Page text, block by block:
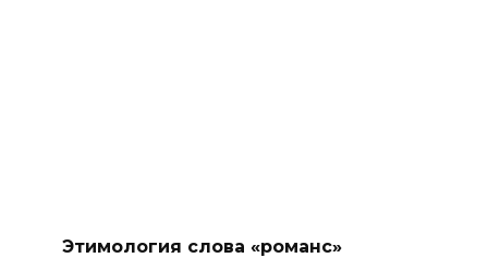
Этимология слова «романс»